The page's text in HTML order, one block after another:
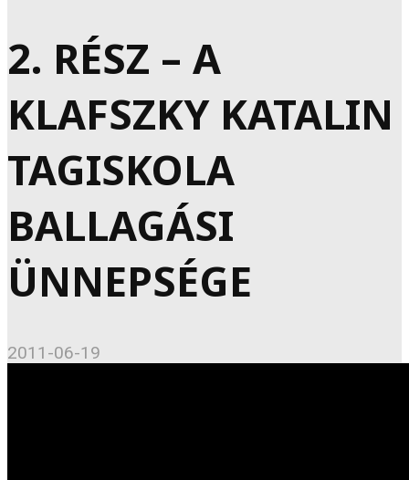
2. RÉSZ – A
KLAFSZKY KATALIN
TAGISKOLA
BALLAGÁSI
ÜNNEPSÉGE
2011-06-19